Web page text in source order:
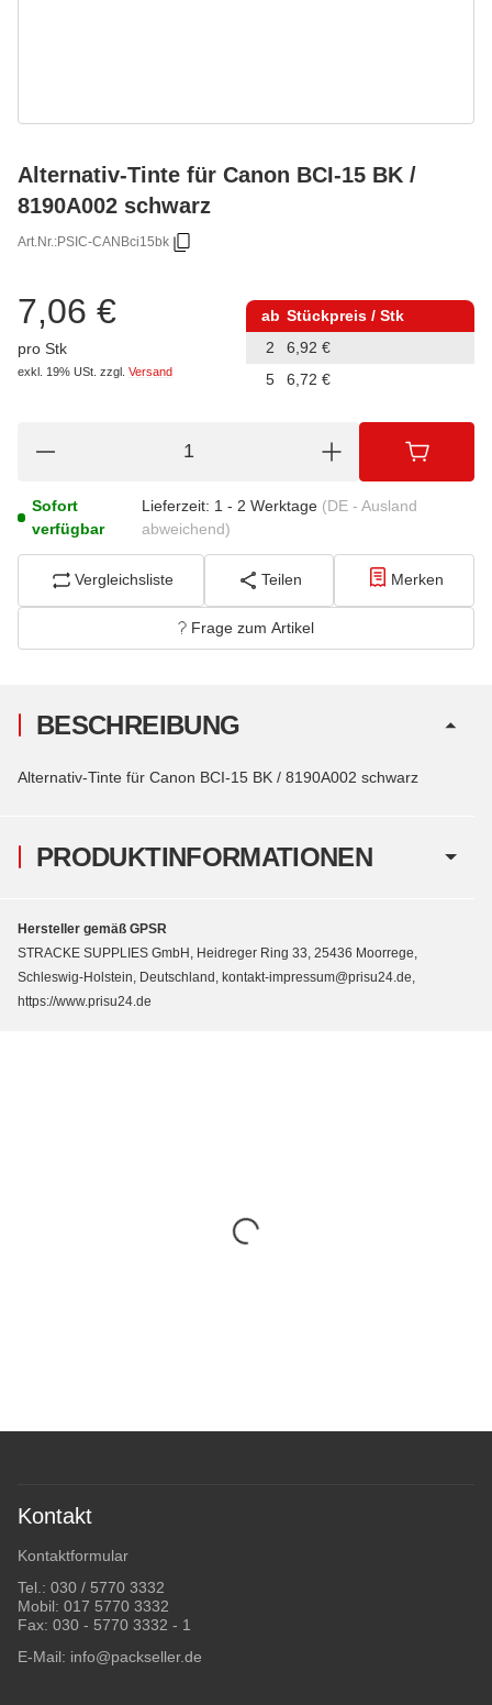
Alternativ-Tinte für Canon BCI-15 BK /
8190A002 schwarz
Art.Nr.:PSIC-CANBci15bk
7,06 €
pro Stk
exkl. 19% USt. zzgl. Versand
ab Stückpreis / Stk
2
6,92 €
5
6,72 €
Sofort
verfügbar
Lieferzeit: 1 - 2 Werktage (DE - Ausland
abweichend)
Vergleichsliste Teilen Merken
Frage zum Artikel
PRODUKTINFORMATIONEN
BESCHREIBUNG
Alternativ-Tinte für Canon BCI-15 BK / 8190A002 schwarz
Hersteller gemäß GPSR
STRACKE SUPPLIES GmbH, Heidreger Ring 33, 25436 Moorrege,
Schleswig-Holstein, Deutschland, kontakt-impressum@prisu24.de,
https://www.prisu24.de
Kontakt
Kontaktformular
Tel.: 030 / 5770 3332
Mobil: 017 5770 3332
Fax: 030 - 5770 3332 - 1
E-Mail: info@packseller.de